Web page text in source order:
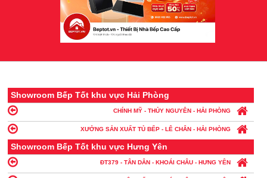
Showroom Bếp Tốt khu vực Hải Phòng
CHÍNH MỸ - THỦY NGUYÊN - HẢI PHÒNG
XƯỞNG SẢN XUẤT TỦ BẾP - LÊ CHÂN - HẢI PHÒNG
Showroom Bếp Tốt khu vực Hưng Yên
ĐT379 - TÂN DÂN - KHOÁI CHÂU - HƯNG YÊN